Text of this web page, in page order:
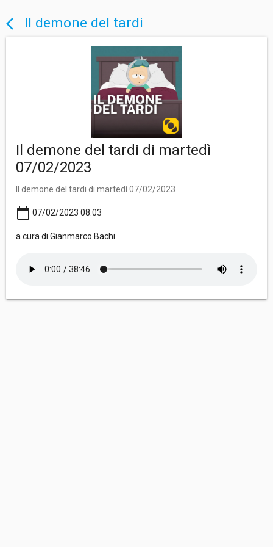
arrow_back_ios Il demone del tardi
Il demone del tardi di martedì
07/02/2023
Il demone del tardi di martedì 07/02/2023
calendar_today 07/02/2023 08:03
a cura di Gianmarco Bachi